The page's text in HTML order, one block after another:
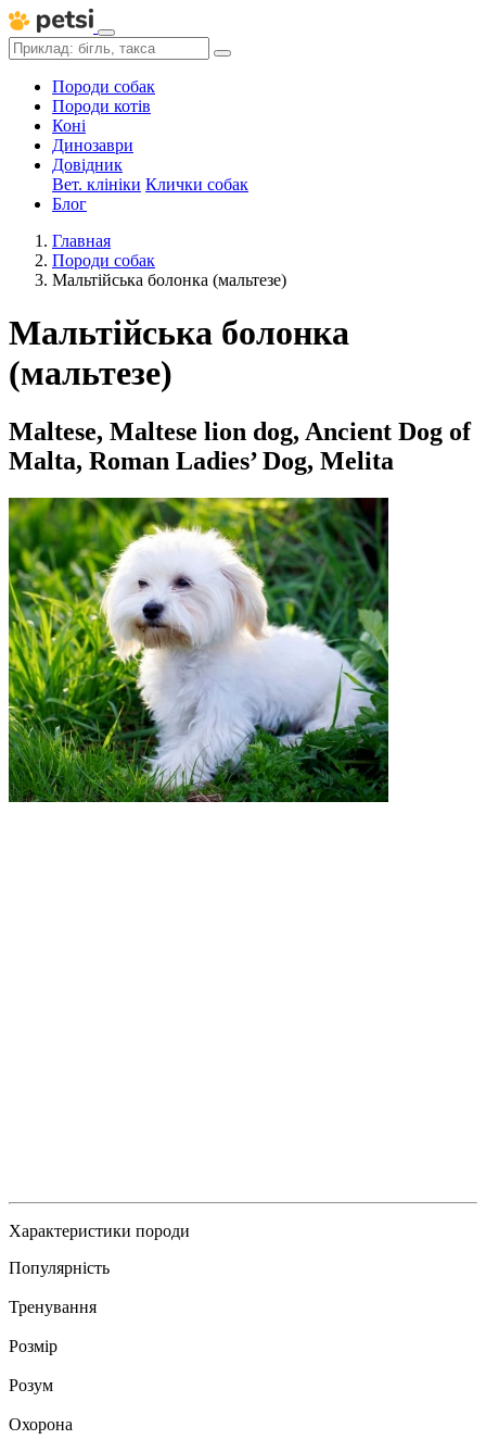
Породи собак
Породи котів
Коні
Динозаври
Довідник
Вет. клініки Клички собак
Блог
Главная
Породи собак
Мальтійська болонка (мальтезе)
Мальтійська болонка
(мальтезе)
Maltese, Maltese lion dog, Ancient Dog of
Malta, Roman Ladies’ Dog, Melita
Характеристики породи
Популярність
Тренування
Розмір
Розум
Охорона